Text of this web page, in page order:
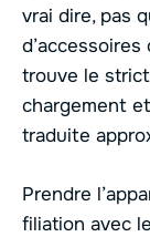
vrai dire, pas
d’accessoires
trouve le
chargement
traduite
Prendre
filiation avec